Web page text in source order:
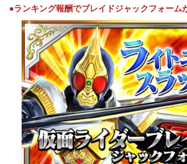
●ランキング報酬でブレイドジャックフォーム